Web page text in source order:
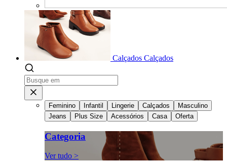
Calçados Calçados
Feminino Infantil Lingerie Calçados
Masculino
Jeans
Plus Size Acessórios Casa Oferta
Categoria
Ver tudo >